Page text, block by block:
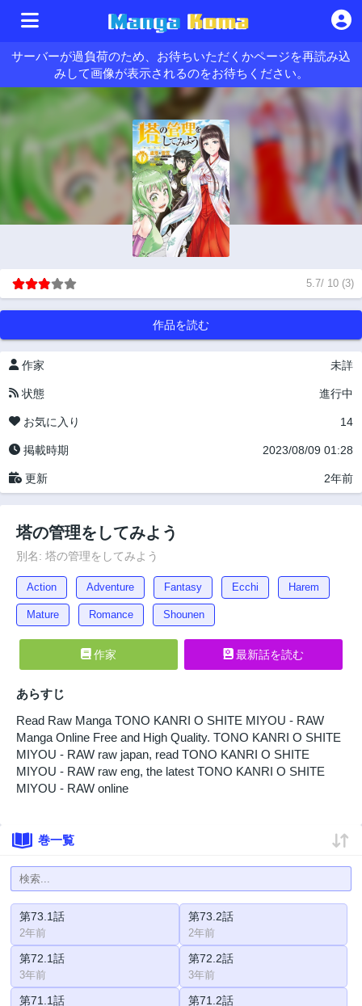
サーバーが過負荷のため、お待ちいただくかページを再読み込
みして画像が表示されるのをお待ちください。
5.7/ 10 (3)
作品を読む
作家 未詳
状態 進行中
お気に入り 14
掲載時期 2023/08/09 01:28
更新 2年前
塔の管理をしてみよう
別名: 塔の管理をしてみよう
Action Adventure Fantasy Ecchi Harem
Mature Romance Shounen
作家 最新話を読む
あらすじ
Read Raw Manga TONO KANRI O SHITE MIYOU - RAW
Manga Online Free and High Quality. TONO KANRI O SHITE
MIYOU - RAW raw japan, read TONO KANRI O SHITE
MIYOU - RAW raw eng, the latest TONO KANRI O SHITE
MIYOU - RAW online
巻一覧
第73.1話
2年前
第73.2話
2年前
第72.1話
3年前
第72.2話
3年前
第71.1話 第71.2話